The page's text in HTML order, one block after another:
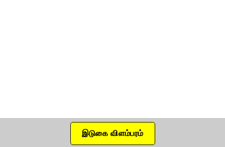
இடுகை விளம்பரம்